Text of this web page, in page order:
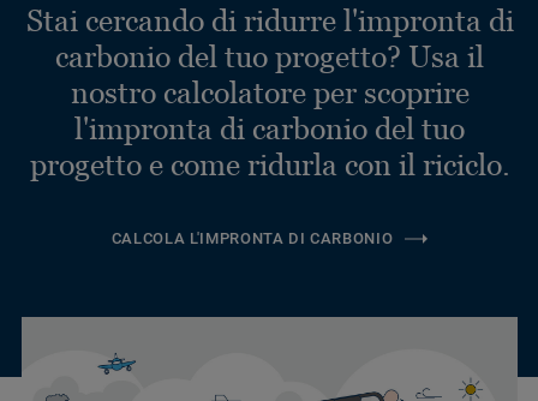
Stai cercando di ridurre l'impronta di
carbonio del tuo progetto? Usa il
nostro calcolatore per scoprire
l'impronta di carbonio del tuo
progetto e come ridurla con il riciclo.
CALCOLA L'IMPRONTA DI CARBONIO